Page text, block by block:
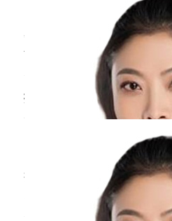
三甲
孕晚期阴部疼痛是由外阴
于怀孕后期胎儿会快速的
增大，会压迫到局部，造
腹股沟韧带和骨盆韧带肌
果宝宝踢到你的下腹部并
这可能是怀孕期间的正常
排卵期右侧腹部疼痛 是
三甲
排卵期，感觉右侧小腹疼
卵时卵泡破裂，卵泡液刺
痛，一般问题不大，持续